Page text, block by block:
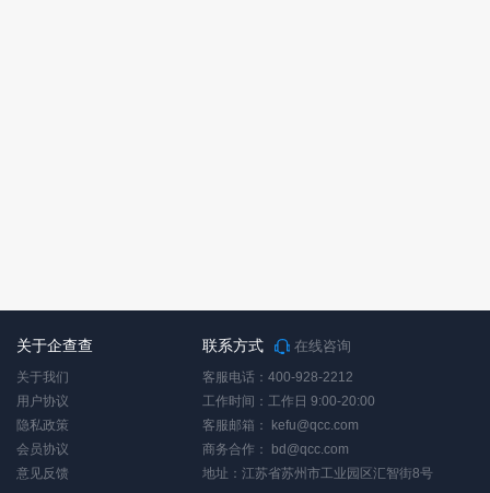
关于企查查
关于我们
用户协议
隐私政策
会员协议
意见反馈
联系方式 在线咨询
客服电话：400-928-2212
工作时间：工作日 9:00-20:00
客服邮箱：
kefu@qcc.com
商务合作：
bd@qcc.com
地址：江苏省苏州市工业园区汇智街8号